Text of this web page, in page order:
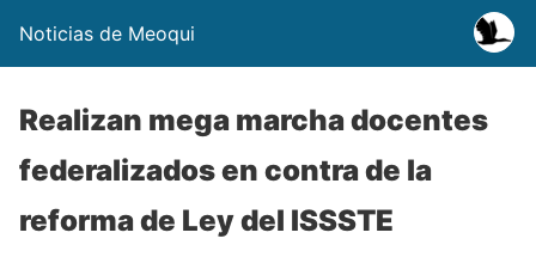
Noticias de Meoqui
Realizan mega marcha docentes
federalizados en contra de la
reforma de Ley del ISSSTE